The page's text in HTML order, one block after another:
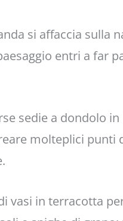
si affaccia sulla
entri a far
sedie a dondolo in
molteplici punti
vasi in terracotta